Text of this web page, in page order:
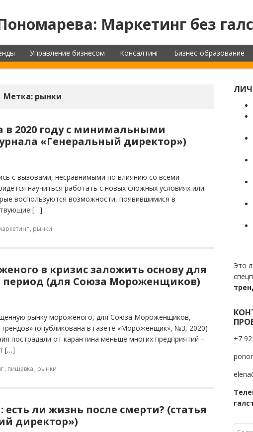
Маркетинг без
Управление бизнесом Консалтинг Бизнес-образование
Метка: рынки
в 2020 году с минимальными
«Генеральный директор»)
с вызовами, несравнимыми по влиянию со всеми
научиться работать с новых сложных условиях или
воспользуются возможности, появившимися в
[…]
, рынки
в кризис заложить основу для
период (для Союза Мороженщиков)
рынку мороженого, для Союза Мороженщиков,
(опубликована в газете «Мороженщик», №3, 2020)
пострадали от карантина меньше многих предприятий –
[…]
, пищевка , рынки
есть ли жизнь после смерти? (статья
директор»)
Это
+7